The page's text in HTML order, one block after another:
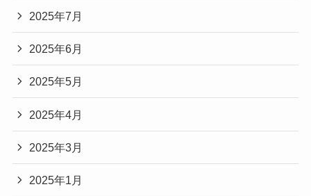
2025年7月
2025年6月
2025年5月
2025年4月
2025年3月
2025年1月